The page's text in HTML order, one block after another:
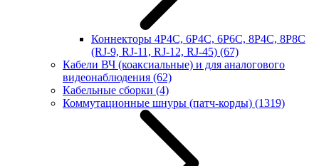
Коннекторы 4P4C, 6P4C, 6P6C, 8P4C, 8P8C
(RJ-9, RJ-11, RJ-12, RJ-45) (67)
Кабели ВЧ (коаксиальные) и для аналогового
видеонаблюдения (62)
Кабельные сборки (4)
Коммутационные шнуры (патч-корды) (1319)